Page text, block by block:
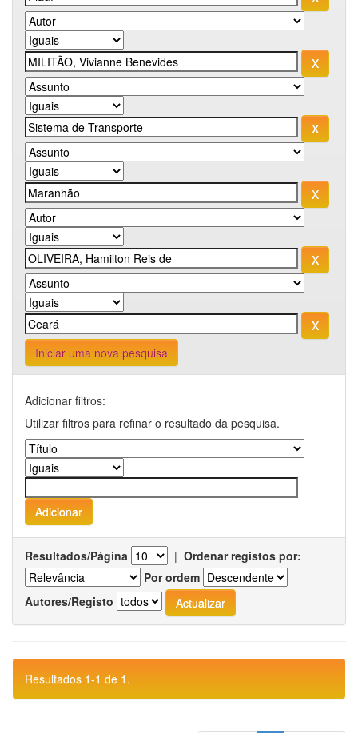
Iniciar uma nova pesquisa
Adicionar filtros:
Utilizar filtros para refinar o resultado da pesquisa.
Resultados/Página | Ordenar registos por:
Por ordem
Autores/Registo
Resultados 1-1 de 1.